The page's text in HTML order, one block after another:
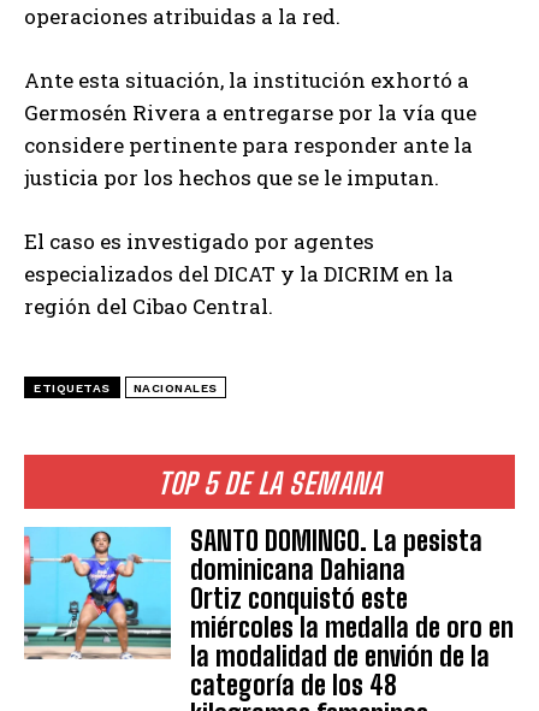
TOP 5 DE LA SEMANA
SANTO DOMINGO. La pesista
dominicana Dahiana
Ortiz conquistó este
miércoles la medalla de oro en
la modalidad de envión de la
categoría de los 48
operaciones atribuidas a la red.
Ante esta situación, la institución exhortó a
Germosén Rivera a entregarse por la vía que
considere pertinente para responder ante la
justicia por los hechos que se le imputan.
El caso es investigado por agentes
especializados del DICAT y la DICRIM en la
región del Cibao Central.
ETIQUETAS NACIONALES